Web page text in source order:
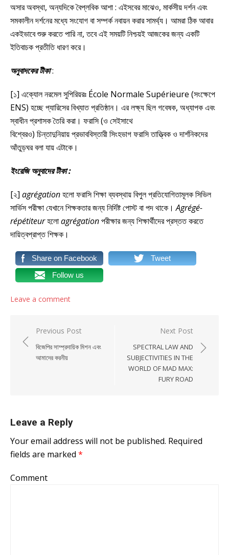
অসার অবস্থা, অন্যদিকে বৈপ্লবিক আশা : এইসবের মাঝেও, মার্কসীয় দর্শন এবং
সমকালীন দর্শনের মধ্যে সংযোগ বা সম্পর্ক নবায়ন করার সামর্থ্য। আমরা ঠিক আবার
একইভাবে শুরু করতে পারি না, তবে এই সময়টি নিশ্চয়ই আজকের জন্য একটি
ইতিবাচক প্রতীতি ধারণ করে।
অনুবাদকের টীকা:
[১] এক্যোল নরমেল সুপিরিয়রঃ École Normale Supérieure (সংক্ষেপে
ENS) হচ্ছে প্যারিসের বিখ্যাত প্রতিষ্ঠান। এর লক্ষ্য ছিল গবেষক, অধ্যাপক এবং
স্বাধীন প্রশাসক তৈরি করা। ফরাসি (ও সেইসাথে
বিশ্বেরও) চিন্তাদুনিয়ায় প্রভাববিস্তারী সিংহভাগ ফরাসি তাত্ত্বিক ও দার্শনিকদের
আঁতুড়ঘর বলা যায় এটাকে।
ইংরেজি অনুবাদের টীকা :
[২] agrégationহলো ফরাসি শিক্ষা ব্যবস্থায় বিপুল প্রতিযোগিতামূলক সিভিল
সার্ভিস পরীক্ষা যেখানে শিক্ষকতার জন্য নির্দিষ্ট পোস্ট বা পদ থাকে।Agrégé-
répétiteurহলোagrégationপরীক্ষার জন্য শিক্ষার্থীদের প্রস্তত করতে
দায়িত্বপ্রাপ্ত শিক্ষক।
Share on Facebook
Tweet
Follow us
Leave a comment
Post navigation
Previous Post
বিজেপির সাম্প্রদায়িক মিশন এবং
আমাদের করনীয়
Next Post
SPECTRAL LAW AND
SUBJECTIVITIES IN THE
WORLD OF MAD MAX:
FURY ROAD
Leave a Reply
Your email address will not be published. Required
fields are marked *
Comment